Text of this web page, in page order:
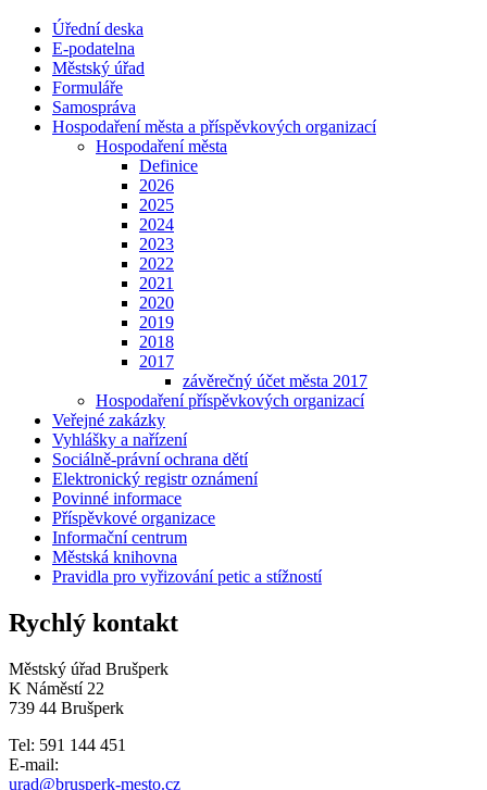
Úřední deska
E-podatelna
Městský úřad
Formuláře
Samospráva
Hospodaření města a příspěvkových organizací
Hospodaření města
Definice
2026
2025
2024
2023
2022
2021
2020
2019
2018
2017
závěrečný účet města 2017
Hospodaření příspěvkových organizací
Veřejné zakázky
Vyhlášky a nařízení
Sociálně-právní ochrana dětí
Elektronický registr oznámení
Povinné informace
Příspěvkové organizace
Informační centrum
Městská knihovna
Pravidla pro vyřizování petic a stížností
Rychlý kontakt
Městský úřad Brušperk
K Náměstí 22
739 44 Brušperk
Tel: 591 144 451
E-mail:
urad@brusperk-mesto.cz